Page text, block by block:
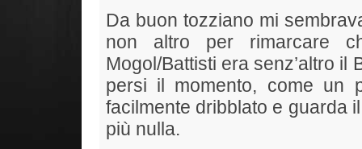
Da buon tozziano mi
non altro per rimarcare
Mogol/Battisti era senz’altro il
persi il momento, come un
facilmente dribblato e guarda
più nulla.